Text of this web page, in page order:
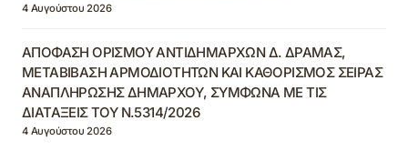
4 Αυγούστου 2026
ΑΠΟΦΑΣΗ ΟΡΙΣΜΟΥ ΑΝΤΙΔΗΜΑΡΧΩΝ Δ. ΔΡΑΜΑΣ,
ΜΕΤΑΒΙΒΑΣΗ ΑΡΜΟΔΙΟΤΗΤΩΝ ΚΑΙ ΚΑΘΟΡΙΣΜΟΣ ΣΕΙΡΑΣ
ΑΝΑΠΛΗΡΩΣΗΣ ΔΗΜΑΡΧΟΥ, ΣΥΜΦΩΝΑ ΜΕ ΤΙΣ
ΔΙΑΤΑΞΕΙΣ ΤΟΥ Ν.5314/2026
4 Αυγούστου 2026